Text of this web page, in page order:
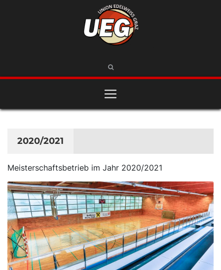
2020/2021
Meisterschaftsbetrieb im Jahr 2020/2021